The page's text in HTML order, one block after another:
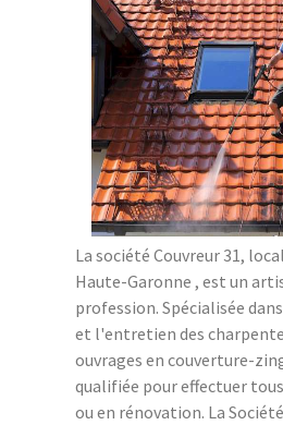
La société Couvreur 31,
Haute-Garonne , est un
profession. Spécialisée
et l'entretien des
ouvrages en couverture-
qualifiée pour effectuer
ou en rénovation. La